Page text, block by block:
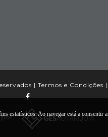
| Termos e Condições |
estatísticos. Ao navegar está a consentir a